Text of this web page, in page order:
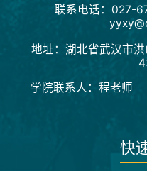
联系电话：027-
地址：湖北省武汉市
学院联系人：程老
快